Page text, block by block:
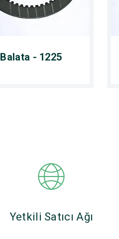
Balata - 1225
Yetkili Satıcı Ağı